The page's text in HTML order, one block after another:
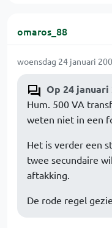
omaros_88
woensdag 24 januari
Op 24 januari
Hum. 500 VA
weten niet in een
Het is verder een
twee secundaire
aftakking.
De rode regel